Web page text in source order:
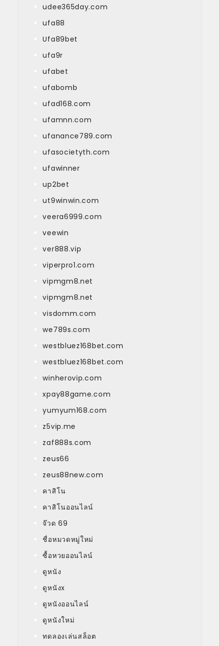
udee365day.com
ufa88
Ufa89bet
ufa9r
ufabet
ufabomb
ufad168.com
ufamnn.com
ufanance789.com
ufasocietyth.com
ufawinner
up2bet
ut9winwin.com
veera6999.com
veewin
ver888.vip
viperpro1.com
vipmgm8.net
vipmgm8.net
visdomm.com
we789s.com
westbluez168bet.com
westbluez168bet.com
winherovip.com
xpay88game.com
yumyum168.com
z5vip.me
zaf888s.com
zeus66
zeus88new.com
คาสิโน
คาสิโนออนไลน์
จ๊วด 69
ชื่อหมวดหมู่ใหม่
ซื้อหวยออนไลน์
ดูหนัง
ดูหนังx
ดูหนังออนไลน์
ดูหนังใหม่
ทดลองเล่นสล็อต